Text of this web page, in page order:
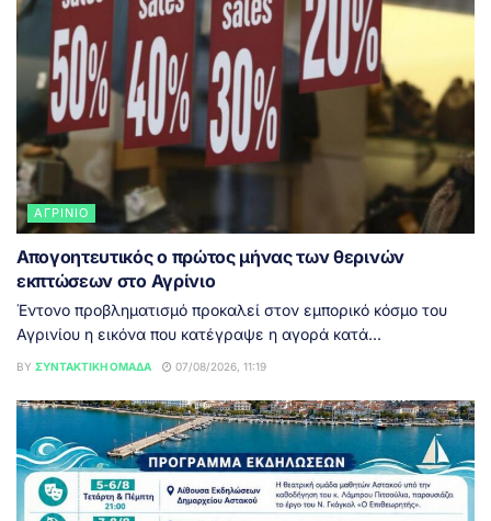
ΑΓΡΊΝΙΟ
Απογοητευτικός ο πρώτος μήνας των θερινών
εκπτώσεων στο Αγρίνιο
Έντονο προβληματισμό προκαλεί στον εμπορικό κόσμο του
Αγρινίου η εικόνα που κατέγραψε η αγορά κατά...
BY ΣΥΝΤΑΚΤΙΚΉ ΟΜΆΔΑ 07/08/2026, 11:19